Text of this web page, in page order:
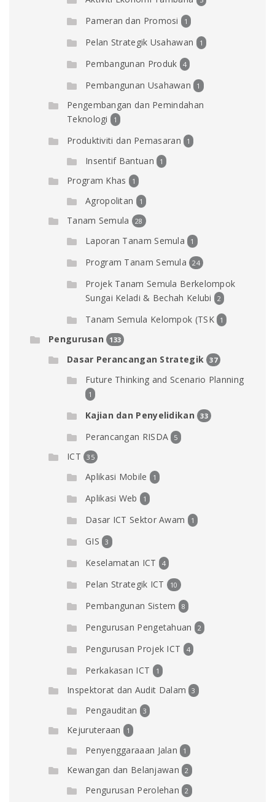
Pameran dan Promosi 1
Pelan Strategik Usahawan 1
Pembangunan Produk 4
Pembangunan Usahawan 1
Pengembangan dan Pemindahan
Teknologi
1
Produktiviti dan Pemasaran 1
Insentif Bantuan 1
Program Khas 1
Agropolitan 1
Tanam Semula 28
Laporan Tanam Semula 1
Program Tanam Semula 24
Projek Tanam Semula Berkelompok
Sungai Keladi & Bechah Kelubi
2
Tanam Semula Kelompok (TSK 1
Pengurusan 133
Dasar Perancangan Strategik 37
Future Thinking and Scenario Planning
1
Kajian dan Penyelidikan 33
Perancangan RISDA 5
ICT 35
Aplikasi Mobile 1
Aplikasi Web 1
Dasar ICT Sektor Awam 1
GIS 3
Keselamatan ICT 4
Pelan Strategik ICT 10
Pembangunan Sistem 8
Pengurusan Pengetahuan 2
Pengurusan Projek ICT 4
Perkakasan ICT 1
Inspektorat dan Audit Dalam 3
Pengauditan 3
Kejuruteraan 1
Penyenggaraaan Jalan 1
Kewangan dan Belanjawan 2
Pengurusan Perolehan 2